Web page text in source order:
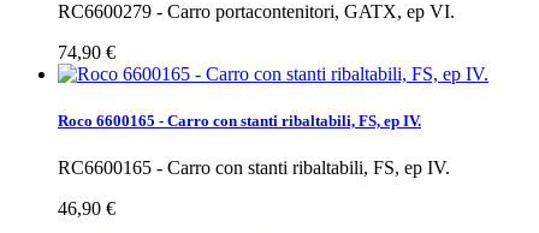
RC6600279 - Carro portacontenitori, GATX, ep VI.
74,90 €
Roco 6600165 - Carro con stanti ribaltabili, FS, ep IV.
RC6600165 - Carro con stanti ribaltabili, FS, ep IV.
46,90 €